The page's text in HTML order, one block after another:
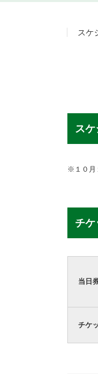
スケ
ス
※１０月
チケ
当日
チケ